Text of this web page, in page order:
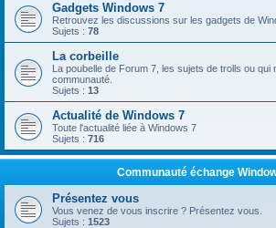
Gadgets Windows 7
Retrouvez les discussions sur les gadgets de
Sujets : 78
La corbeille
La poubelle de Forum 7, les sujets de trolls ou qui
communauté.
Sujets : 13
Actualité de Windows 7
Toute l'actualité liée à Windows 7
Sujets : 716
Communauté échange
Présentez vous
Vous venez de vous inscrire ? Présentez vous.
Sujets : 1523